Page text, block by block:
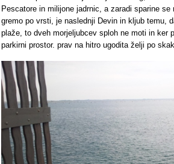
Pescatore in milijone jadrnic, a zaradi sparine
gremo po vrsti, je naslednji Devin in kljub temu,
plaže, to dveh morjeljubcev sploh ne moti in ker
parkirni prostor. prav na hitro ugodita želji po